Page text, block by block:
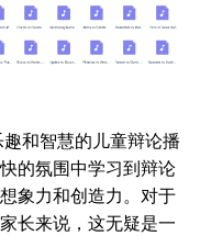
和智慧的儿童辩论播
的氛围中学习到辩论
象力和创造力。对于
长来说，这无疑是一